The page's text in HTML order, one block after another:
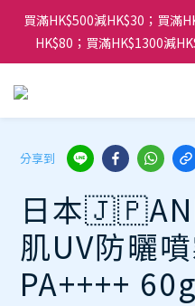
買滿HK$500減HK$30；買滿
HK$80；買滿HK$1300減
分享到
日本
肌UV防曬
PA++++